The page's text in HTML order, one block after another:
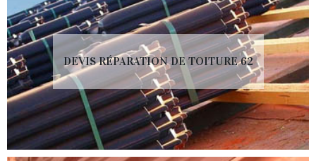
DEVIS RÉPARATION DE TOITURE 62